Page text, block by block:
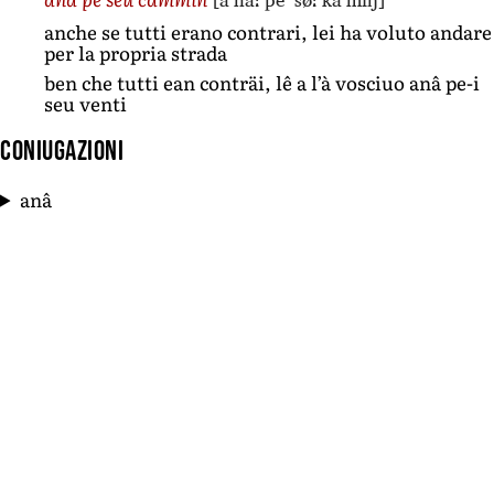
anche se tutti erano contrari, lei ha voluto andare
per la propria strada
ben che tutti ean conträi, lê a l’à vosciuo anâ pe-i
seu venti
Coniugazioni
anâ